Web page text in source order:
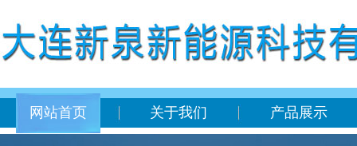
网站首页 关于我们 产品展示